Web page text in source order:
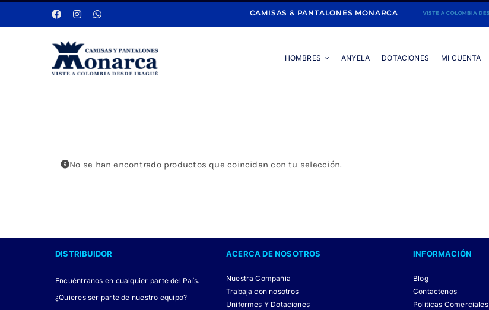
al
CAMISAS & PANTALONES MONARCA
HOMBRES ANYELA DOTACIONES MI CUENTA
No se han encontrado productos que coincidan con tu selección.
DISTRIBUIDOR
Encuéntranos en cualquier parte del País.
¿Quieres ser parte de nuestro equipo?
ACERCA DE NOSOTROS
Nuestra Compañia
Trabaja con nosotros
Uniformes Y Dotaciones
INFORMACIÓN
Blog
Contactenos
Politicas Comerciales